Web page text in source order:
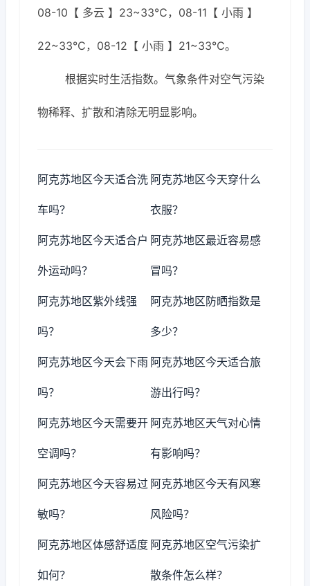
08-10【 多云 】23~33℃，08-11【 小雨 】
22~33℃，08-12【 小雨 】21~33℃。
根据实时生活指数。气象条件对空气污染
物稀释、扩散和清除无明显影响。
阿克苏地区今天适合洗
车吗？
阿克苏地区今天穿什么
衣服？
阿克苏地区今天适合户
外运动吗？
阿克苏地区最近容易感
冒吗？
阿克苏地区紫外线强
吗？
阿克苏地区防晒指数是
多少？
阿克苏地区今天会下雨
吗？
阿克苏地区今天适合旅
游出行吗？
阿克苏地区今天需要开
空调吗？
阿克苏地区天气对心情
有影响吗？
阿克苏地区今天容易过
敏吗？
阿克苏地区今天有风寒
风险吗？
阿克苏地区体感舒适度
如何？
阿克苏地区空气污染扩
散条件怎么样？